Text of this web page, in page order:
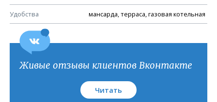
Удобства мансарда, терраса, газовая котельная
Живые отзывы клиентов Вконтакте
Читать